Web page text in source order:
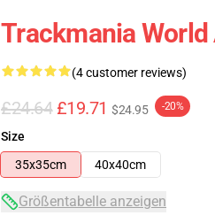
Trackmania World
(4 customer reviews)
£24.64 £19.71 $24.95 -20%
Size
35x35cm
40x40cm
Größentabelle anzeigen